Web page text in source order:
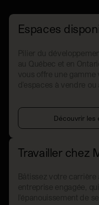
Espaces
Découvrir les
Travailler chez